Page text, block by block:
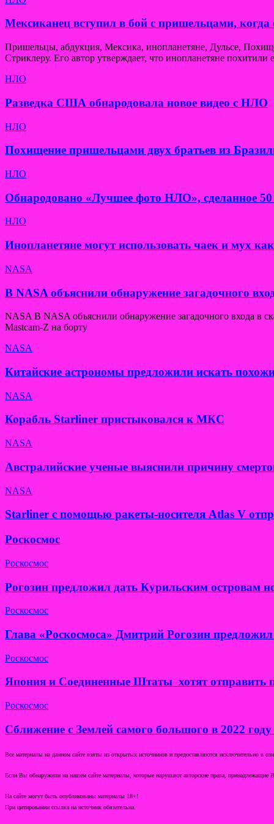
Мексиканец вступил в бой с пришельцами, когда
Пришельцы, абдукция, Мексика, инопланетяне, Дульсе,
Стриклеру. Его автор утверждает, что инопланетяне похитили
НЛО
Разведка США обнародовала новое видео с НЛО
НЛО
Похищение пришельцами двух братьев из
НЛО
Обнародовано «Лучшее фото НЛО», сделанное 50
НЛО
Инопланетяне могут использовать чаек и мух
NASA
В NASA объяснили обнаружение загадочного
NASA В NASA объяснили обнаружение загадочного входа в
Mastcam-Z на борту
NASA
Китайские астрономы предложили искать
NASA
Корабль Starliner пристыковался к МКС
NASA
Австралийские ученые выяснили причину
NASA
Starliner с помощью ракеты-носителя Atlas V
Роскосмос
Роскосмос
Рогозин предложил дать Курильским островам
Роскосмос
Глава «Роскосмоса» Дмитрий Рогозин
Роскосмос
Япония и Соединенные Штаты хотят отправить
Роскосмос
Сближение с Землей самого большого в 2022
Все материалы на данном сайте взяты из открытых источников и предоставляются исключительно в
Если Вы обнаружили на нашем сайте материалы, которые нарушают авторские права, принадлежащие
На сайте могут быть опубликованы материалы 18+!
При цитировании ссылка на источник обязательна.